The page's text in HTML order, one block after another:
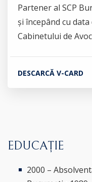
Partener al SCP
și începând cu
Cabinetului de
DESCARCĂ V-CARD
EDUCAȚIE
2000 –